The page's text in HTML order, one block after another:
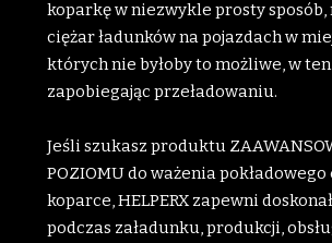
koparkę w niezwykle prosty sposób,
ciężar ładunków na pojazdach w
których nie byłoby to możliwe, w ten
zapobiegając przeładowaniu.
Jeśli szukasz produktu
POZIOMU do ważenia pokładowego
koparce, HELPERX zapewni
podczas załadunku, produkcji,